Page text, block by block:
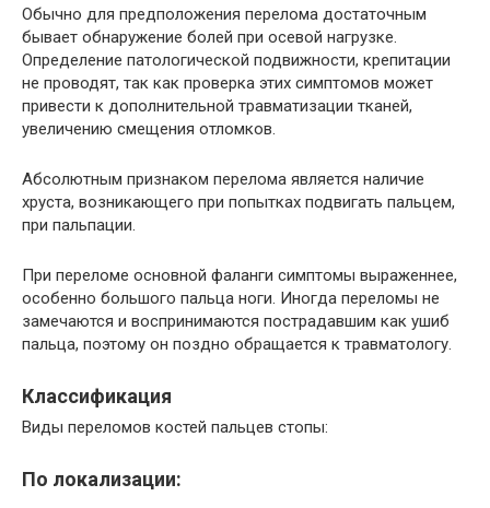
Обычно для предположения перелома достаточным
бывает обнаружение болей при осевой нагрузке.
Определение патологической подвижности, крепитации
не проводят, так как проверка этих симптомов может
привести к дополнительной травматизации тканей,
увеличению смещения отломков.
Абсолютным признаком перелома является наличие
хруста, возникающего при попытках подвигать пальцем,
при пальпации.
При переломе основной фаланги симптомы выраженнее,
особенно большого пальца ноги. Иногда переломы не
замечаются и воспринимаются пострадавшим как ушиб
пальца, поэтому он поздно обращается к травматологу.
Классификация
Виды переломов костей пальцев стопы:
По локализации: